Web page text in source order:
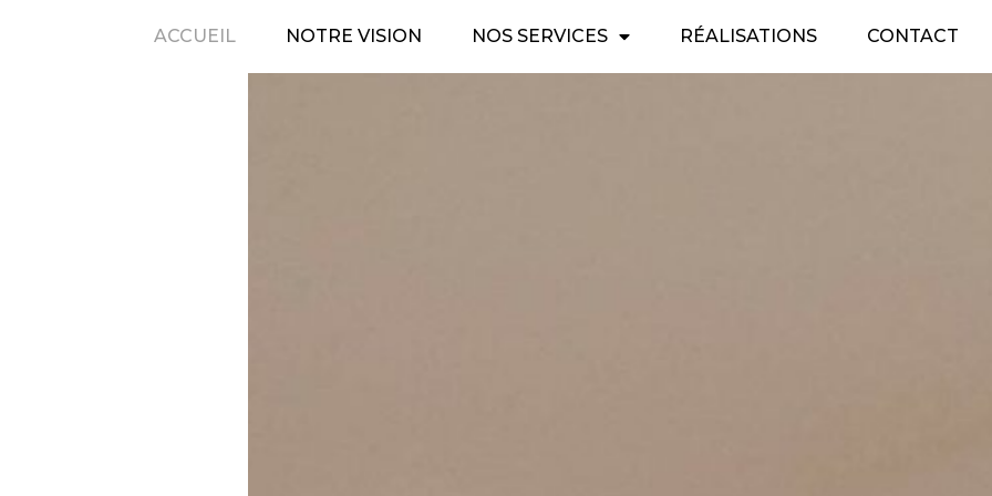
ACCUEIL NOTRE VISION NOS SERVICES RÉALISATIONS CONTACT